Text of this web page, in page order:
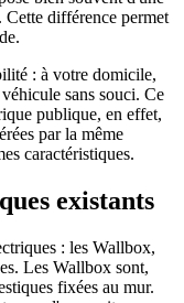
Cette différence permet
: à votre domicile,
sans souci. Ce
publique, en effet,
par la même
caractéristiques.
existants
: les Wallbox,
Les Wallbox sont,
fixées au mur.